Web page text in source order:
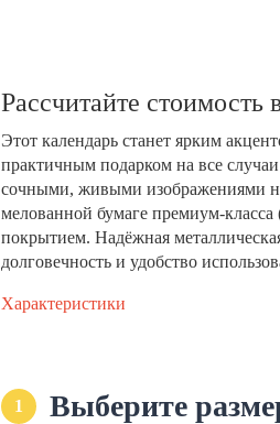
Рассчитайте стоимость
Этот календарь станет ярким
практичным подарком на все
сочными, живыми изображениями
мелованной бумаге премиум-класса
покрытием. Надёжная
долговечность и удобство
Характеристики
1 Выберите